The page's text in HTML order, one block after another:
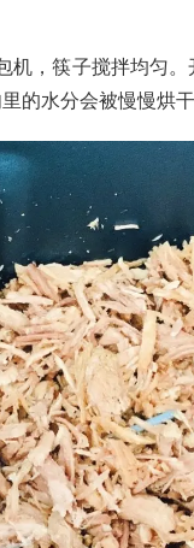
机，筷子搅拌均匀
的水分会被慢慢烘干